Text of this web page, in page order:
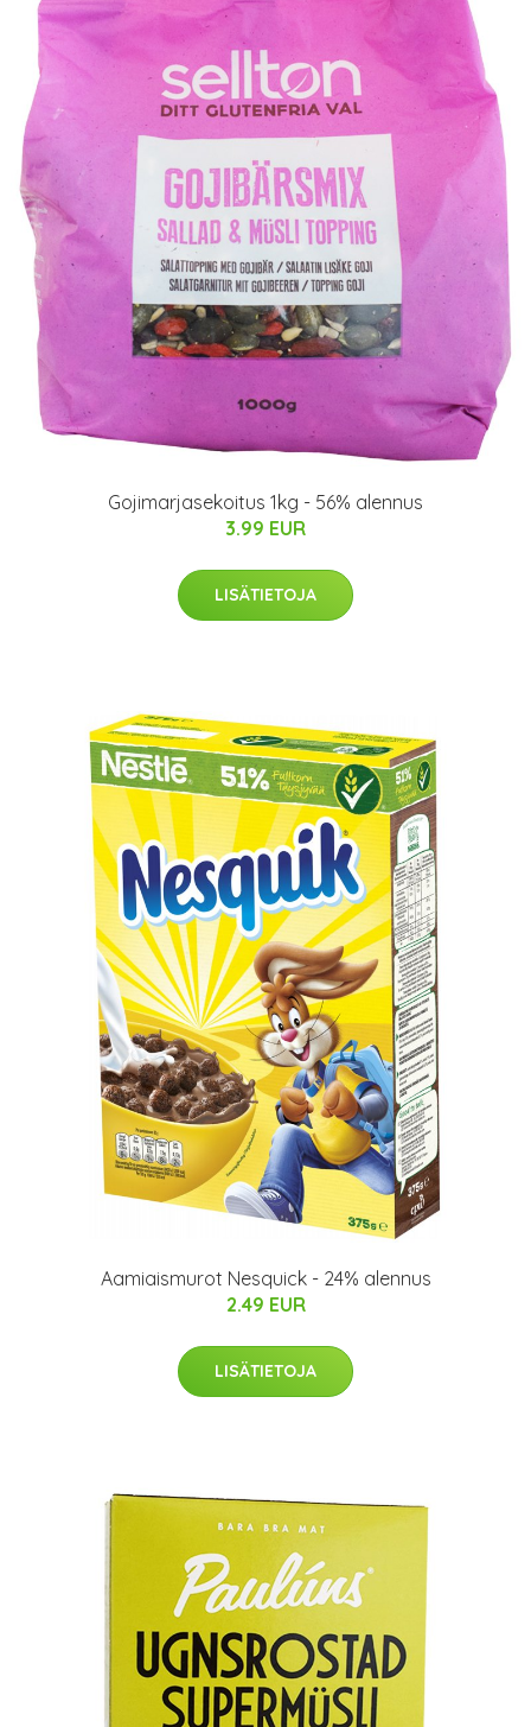
Gojimarjasekoitus 1kg - 56% alennus
3.99 EUR
LISÄTIETOJA
Aamiaismurot Nesquick - 24% alennus
2.49 EUR
LISÄTIETOJA